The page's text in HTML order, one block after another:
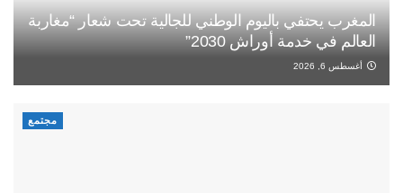
المغرب يحتفي باليوم الوطني للجالية تحت شعار “مغاربة
العالم في خدمة أوراش 2030”
أغسطس 6, 2026
مجتمع